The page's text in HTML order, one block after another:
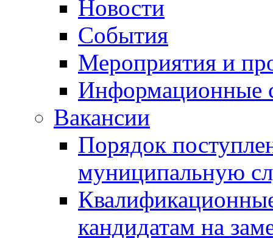
Новости
События
Мероприятия и
Информационные
Вакансии
Порядок
муниципальную
кандидатам на